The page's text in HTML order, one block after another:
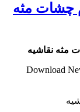
چشات مثه
مثه نقاشیه
Download